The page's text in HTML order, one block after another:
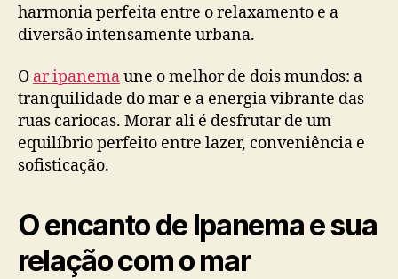
harmonia perfeita entre o relaxamento e a
diversão intensamente urbana.
O ar ipanemaune o melhor de dois mundos: a
tranquilidade do mar e a energia vibrante das
ruas cariocas. Morar ali é desfrutar de um
equilíbrio perfeito entre lazer, conveniência e
sofisticação.
O encanto de Ipanema e sua
relação com o mar